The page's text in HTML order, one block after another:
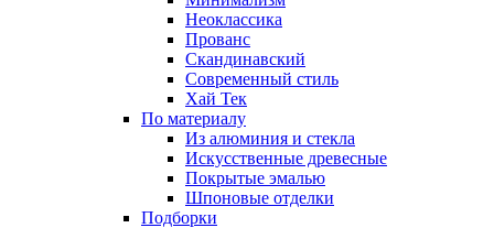
Неоклассика
Прованс
Скандинавский
Современный стиль
Хай Тек
По материалу
Из алюминия и стекла
Искусственные древесные
Покрытые эмалью
Шпоновые отделки
Подборки